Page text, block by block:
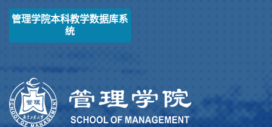
管理学院本科教学数据库系
统